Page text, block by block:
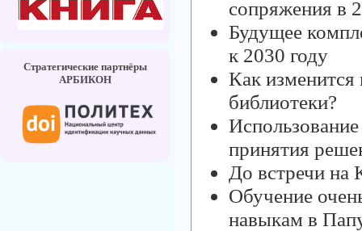
Стратегические партнёры
АРБИКОН
сопряжения в
Будущее
к 2030 году
Как
библиотеки?
принятия
До встречи
Обучение
навыкам в